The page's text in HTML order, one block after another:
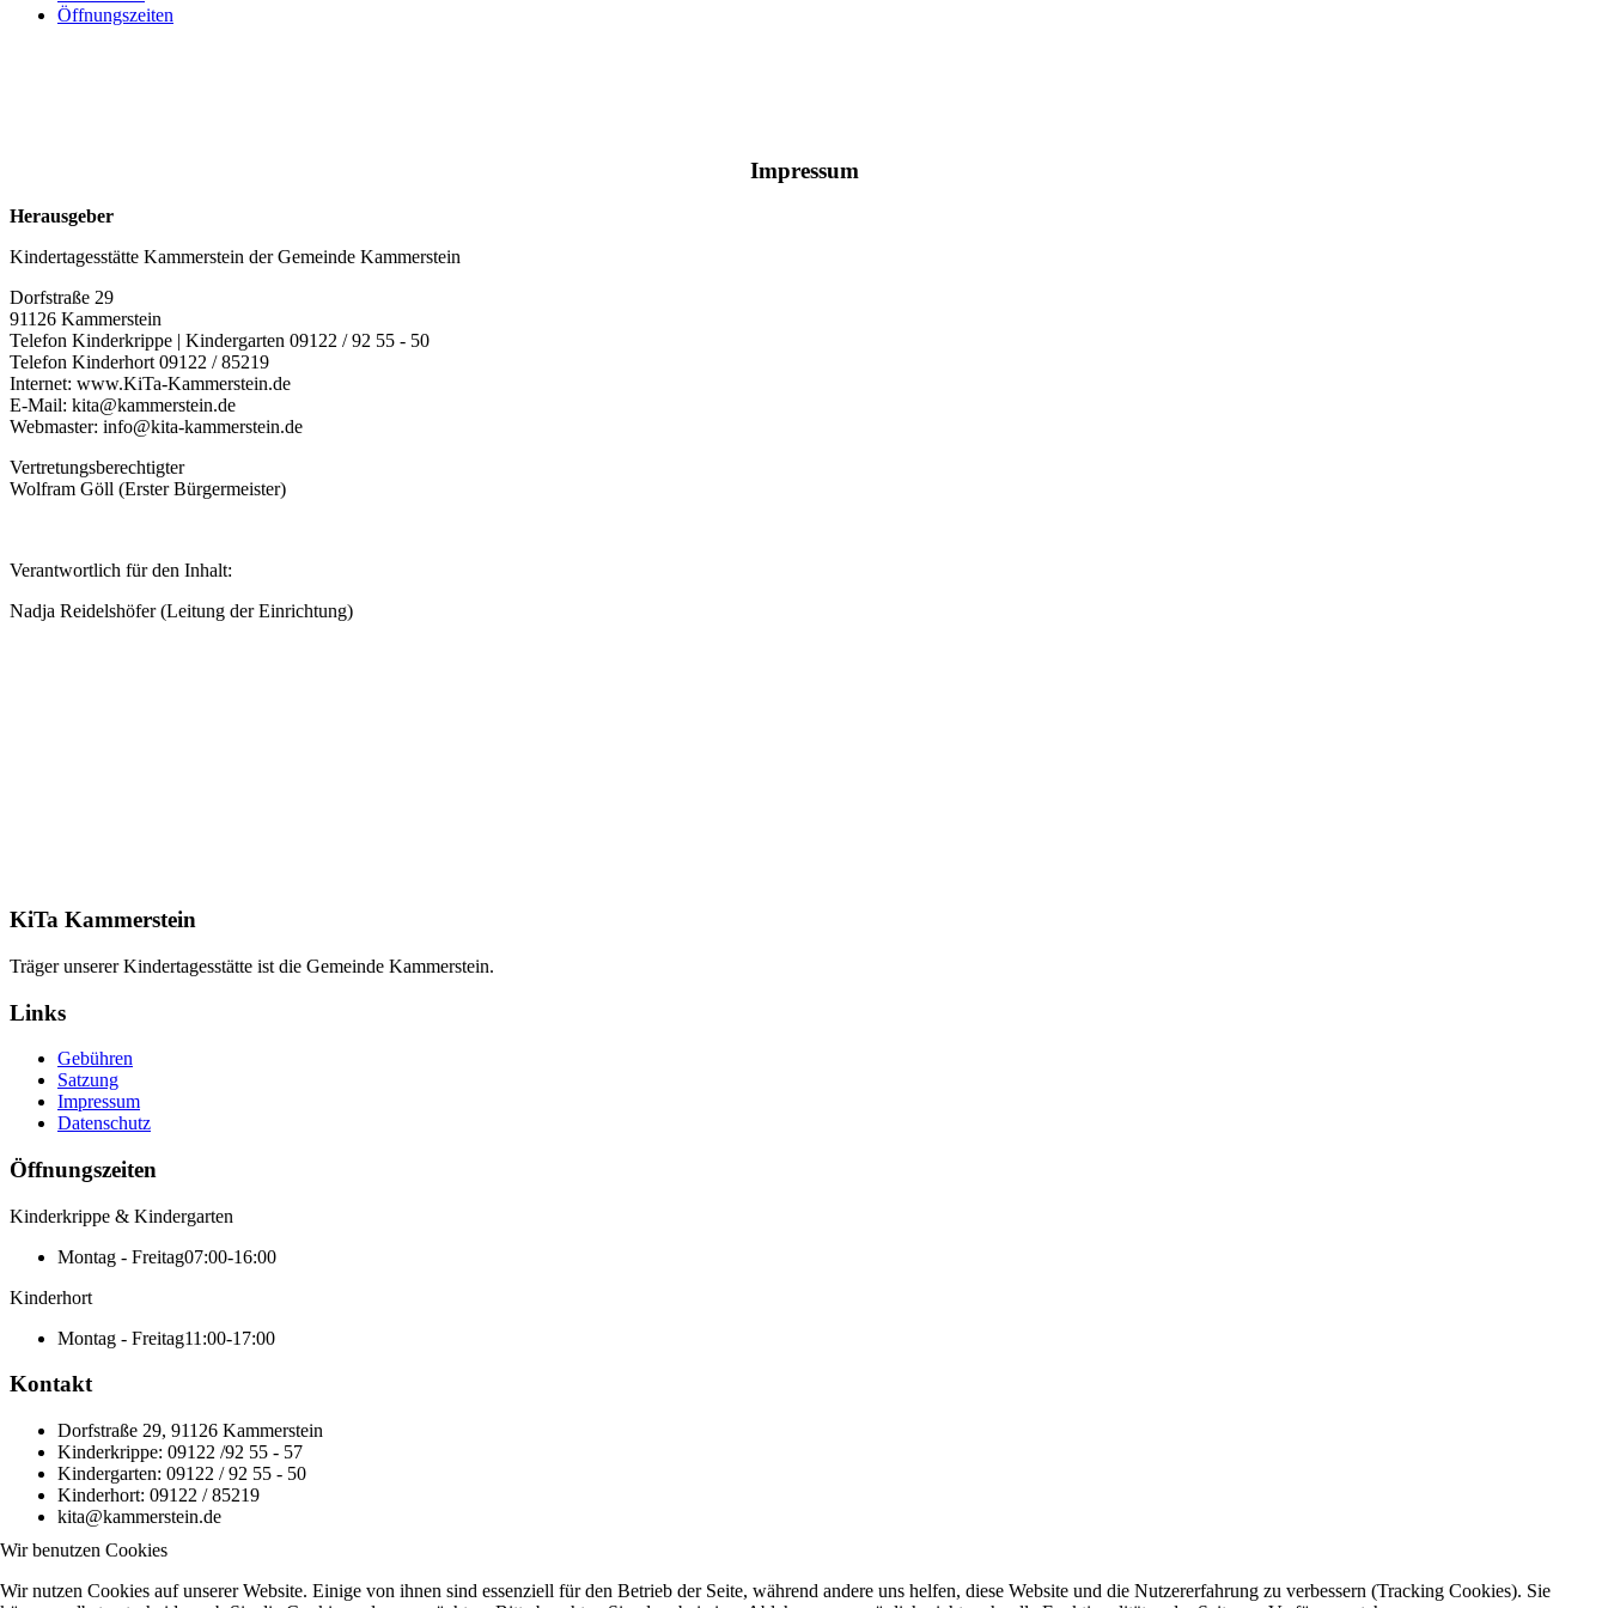
Öffnungszeiten
Impressum
Herausgeber
Kindertagesstätte Kammerstein der Gemeinde Kammerstein
Dorfstraße 29
91126 Kammerstein
Telefon Kinderkrippe | Kindergarten 09122 / 92 55 - 50
Telefon Kinderhort 09122 / 85219
Internet: www.KiTa-Kammerstein.de
E-Mail: kita@kammerstein.de
Webmaster: info@kita-kammerstein.de
Vertretungsberechtigter
Wolfram Göll (Erster Bürgermeister)
Verantwortlich für den Inhalt:
Nadja Reidelshöfer (Leitung der Einrichtung)
KiTa Kammerstein
Träger unserer Kindertagesstätte ist die Gemeinde Kammerstein.
Links
Gebühren
Satzung
Impressum
Datenschutz
Öffnungszeiten
Kinderkrippe & Kindergarten
Montag - Freitag07:00-16:00
Kinderhort
Montag - Freitag11:00-17:00
Kontakt
Dorfstraße 29, 91126 Kammerstein
Kinderkrippe: 09122 /92 55 - 57
Kindergarten: 09122 / 92 55 - 50
Kinderhort: 09122 / 85219
kita@kammerstein.de
Wir benutzen Cookies
Wir nutzen Cookies auf unserer Website. Einige von ihnen sind essenziell für den Betrieb der Seite, während andere uns helfen, diese Website und die Nutzererfahrung zu verbessern (Tracking Cookies). Sie